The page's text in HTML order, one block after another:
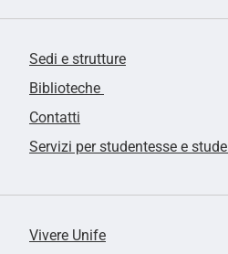
Sedi e strutture
Biblioteche
Contatti
Servizi per studentesse e
Vivere Unife